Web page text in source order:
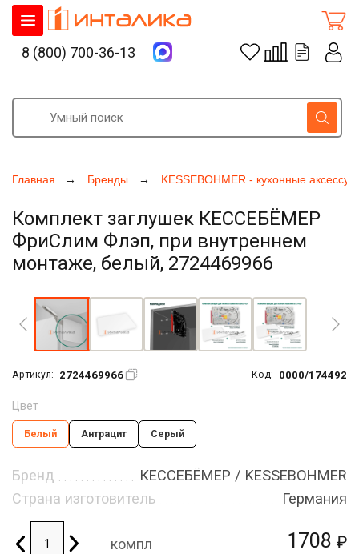
Главная Бренды KESSEBOHMER - кухонные
Комплект заглушек КЕССЕБЁМЕР
ФриСлим Флэп, при внутреннем
монтаже, белый, 2724469966
Артикул: 2724469966 Код: 0000/174492
1708 ₽
Цвет
Белый Антрацит Серый
Бренд
КЕССЕБЁМЕР / KESSEBOHMER
Страна изготовитель
Германия
компл
8 (800) 700-36-13